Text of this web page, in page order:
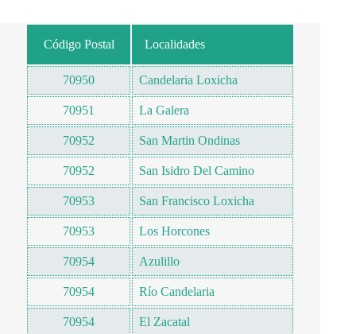
Código Postal Localidades
70950 Candelaria Loxicha
70951 La Galera
70952 San Martin Ondinas
70952 San Isidro Del Camino
70953 San Francisco Loxicha
70953 Los Horcones
70954 Azulillo
70954 Río Candelaria
70954 El Zacatal